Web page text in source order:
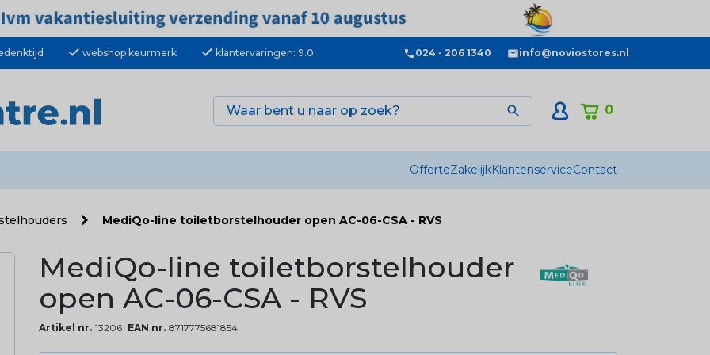
check webshop keurmerk check klantervaringen: 9.0 024 - 206 1340 info@noviostores.nl
0

OfferteZakelijkKlantenserviceContact
MediQo-line toiletborstelhouder open AC-06-CSA - RVS
MediQo-line toiletborstelhouder
open AC-06-CSA - RVS
Artikel nr. 13206 EAN nr. 8717775681854